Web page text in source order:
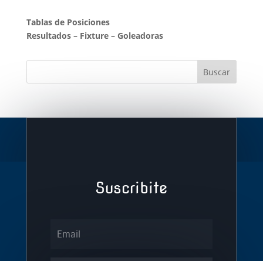
Tablas de Posiciones
Resultados– Fixture– Goleadoras
Suscribite